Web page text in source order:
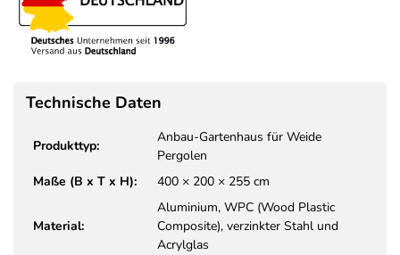
Technische Daten
Produkttyp:
Anbau-Gartenhaus für Weide
Pergolen
Maße (B x T x H):
400 × 200 × 255 cm
Material:
Aluminium, WPC (Wood Plastic
Composite), verzinkter Stahl und
Acrylglas